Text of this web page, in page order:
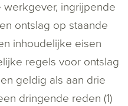
ingrijpende
ontslag op staande
inhoudelijke eisen
regels voor ontslag
geldig als aan drie
dringende reden (1)